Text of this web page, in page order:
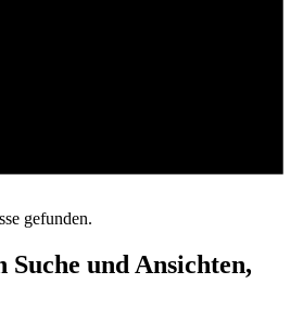
gefunden.
Suche und Ansichten,